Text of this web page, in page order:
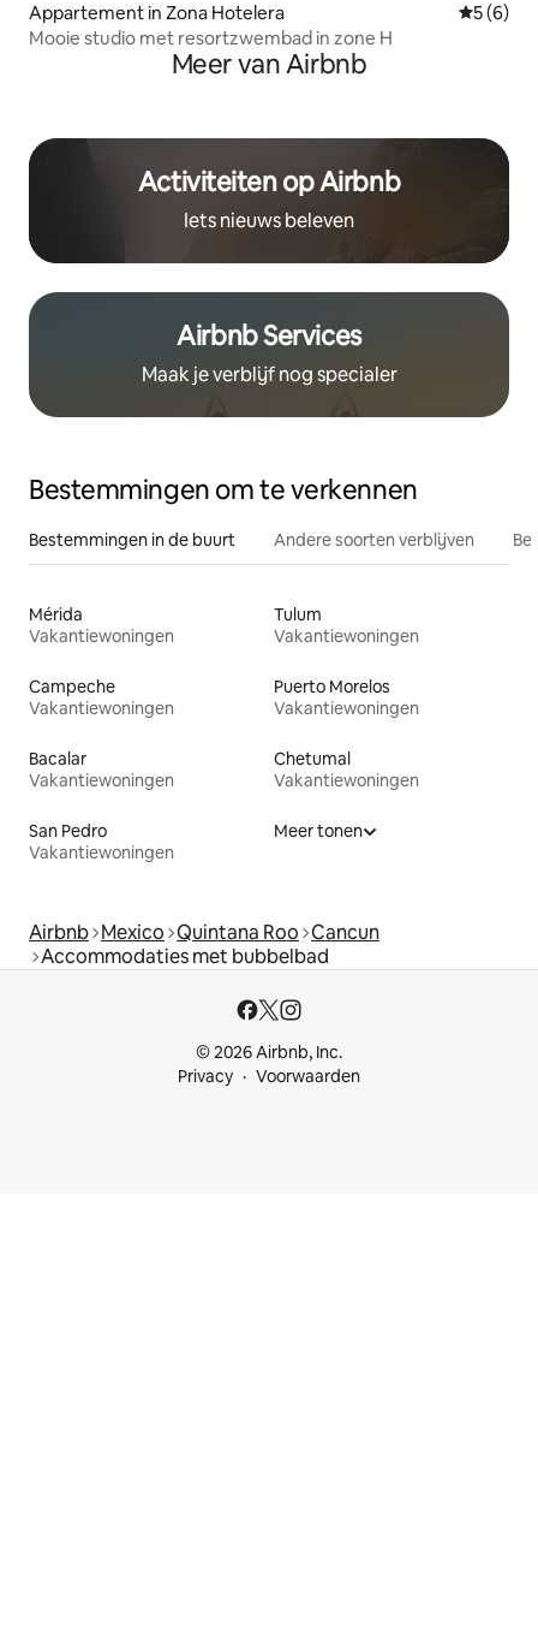
Appartement in Zona Hotelera
5 (6)
Mooie studio met resortzwembad in zone H
Meer van Airbnb
Activiteiten op Airbnb
Iets nieuws beleven
Airbnb Services
Maak je verblijf nog specialer
Bestemmingen om te verkennen
Bestemmingen in de buurt Andere soorten verblijven
Mérida
Vakantiewoningen
Tulum
Vakantiewoningen
Campeche
Vakantiewoningen
Puerto Morelos
Vakantiewoningen
Bacalar
Vakantiewoningen
Chetumal
Vakantiewoningen
San Pedro
Vakantiewoningen
Meer tonen
Airbnb Mexico Quintana Roo Cancun
Accommodaties met bubbelbad
© 2026 Airbnb, Inc.
Privacy
Voorwaarden